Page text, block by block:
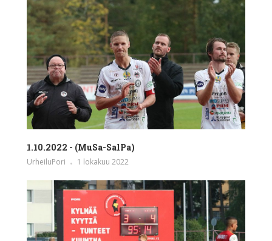
1.10.2022 - (MuSa-SalPa)
UrheiluPori 1 lokakuu 2022